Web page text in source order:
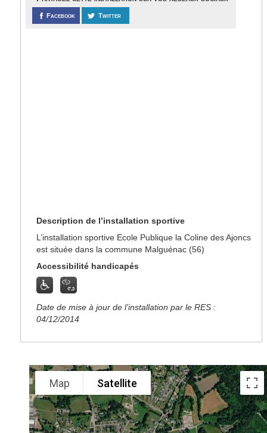
Facebook Twitter
Description de l’installation sportive
L’installation sportive Ecole Publique la Coline des Ajoncs
est située dans la commune Malguénac (56)
Accessibilité handicapés
Date de mise à jour de l’installation par le RES :
04/12/2014
Map Satellite